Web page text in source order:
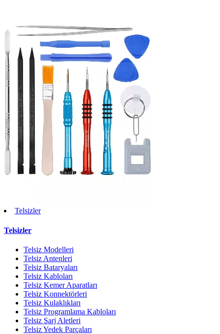
Telsizler
Telsizler
Telsiz Modelleri
Telsiz Antenleri
Telsiz Bataryaları
Telsiz Kabloları
Telsiz Kemer Aparatları
Telsiz Konnektörleri
Telsiz Kulaklıkları
Telsiz Programlama Kabloları
Telsiz Şarj Aletleri
Telsiz Yedek Parçaları